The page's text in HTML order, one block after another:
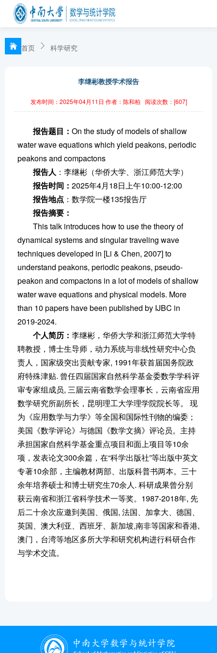
首页 科学研究
李继彬教授学术报告
发布时间：2025年04月11日 作者：陈和柏 阅读次数：[607]
报告题目： On the study of models of shallow
water wave equations which yield peakons, periodic
peakons and compactons
报告人 ：李继彬（华侨大学、浙江师范大学）
报告时间： 2025年4月18日上午10:00-12:00
报告地点 ：数学院一楼135报告厅
报告摘要：
This talk introduces how to use the theory of
dynamical systems and singular traveling wave
techniques developed in [Li & Chen, 2007] to
understand peakons, periodic peakons, pseudo-
peakon and compactons in a lot of models of shallow
water wave equations and physical models. More
than 10 papers have been published by IJBC in
2019-2024.
个人简历： 李继彬，华侨大学和浙江师范大学特
聘教授，博士生导师，动力系统与非线性研究中心负
责人，国家级突出贡献专家, 1991年获首届国务院政
府特殊津贴. 曾任四届国家自然科学基金委数学学科评
审专家组成员, 三届云南省数学会理事长，云南省应用
数学研究所副所长，昆明理工大学理学院院长等。 现
为《应用数学与力学》等全国和国际性刊物的编委；
美国《数学评论》与德国《数学文摘》评论员。主持
承担国家自然科学基金重点项目和面上项目等10余
项，发表论文300余篇，在“科学出版社”等出版中英文
专著10余部，主编教材两部、出版科普书两本。三十
余年培养硕士和博士研究生70余人. 科研成果曾分别
获云南省和浙江省科学技术一等奖。1987-2018年, 先
后二十余次应邀到美国、俄国, 法国、加拿大、德国、
英国、澳大利亚、西班牙、新加坡,南非等国家和香港,
澳门，台湾等地区多所大学和研究机构进行科研合作
与学术交流。